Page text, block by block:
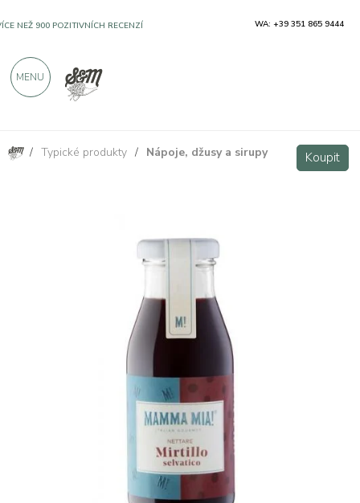
/ Typické produkty / Nápoje, džusy a sirupy Koupit
Nektar z divokých borůvek 200ml Koupit
NEŽ 900 POZITIVNÍCH RECENZÍ WA: +39 351 865 9444
MENU